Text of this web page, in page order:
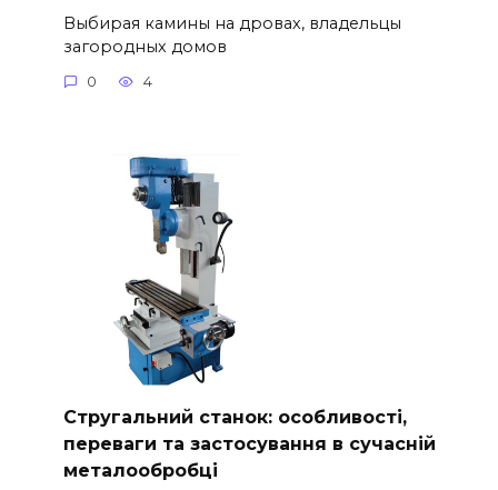
Выбирая камины на дровах, владельцы
загородных домов
0 4
Стругальний станок: особливості,
переваги та застосування в сучасній
металообробці